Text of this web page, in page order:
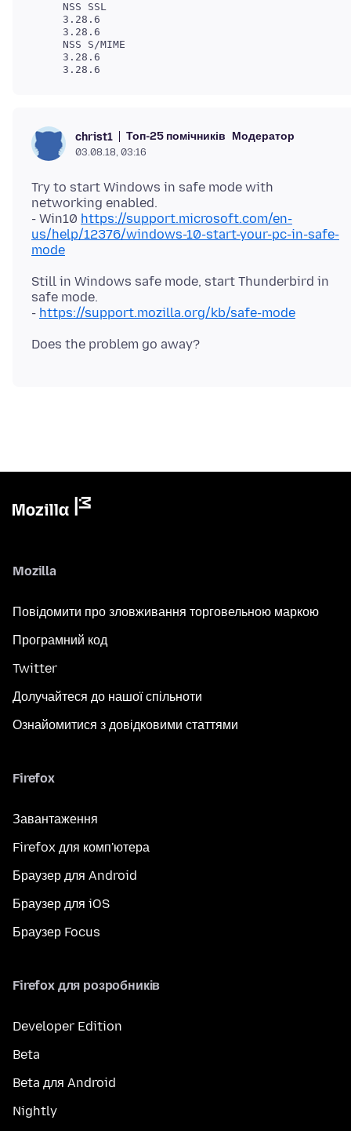
     NSS SSL
     3.28.6
     NSS S/MIME
     3.28.6
christ1 Топ-25 помічників Модератор
03.08.18, 03:16
Try to start Windows in safe mode with
networking enabled.
- Win10 https://support.microsoft.com/en-
us/help/12376/windows-10-start-your-pc-in-safe-
mode
Still in Windows safe mode, start Thunderbird in
safe mode.
- https://support.mozilla.org/kb/safe-mode
Mozilla
Повідомити про зловживання торговельною маркою
Програмний код
Twitter
Долучайтеся до нашої спільноти
Ознайомитися з довідковими статтями
Firefox
Завантаження
Firefox для комп'ютера
Браузер для Android
Браузер для iOS
Браузер Focus
Firefox для розробників
Developer Edition
Beta
Beta для Android
Nightly